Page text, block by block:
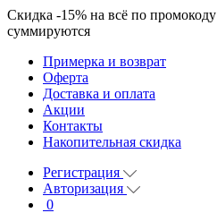
Скидка -15% на всё по промокоду
суммируются
Примерка и возврат
Оферта
Доставка и оплата
Акции
Контакты
Накопительная скидка
Регистрация
Авторизация
0